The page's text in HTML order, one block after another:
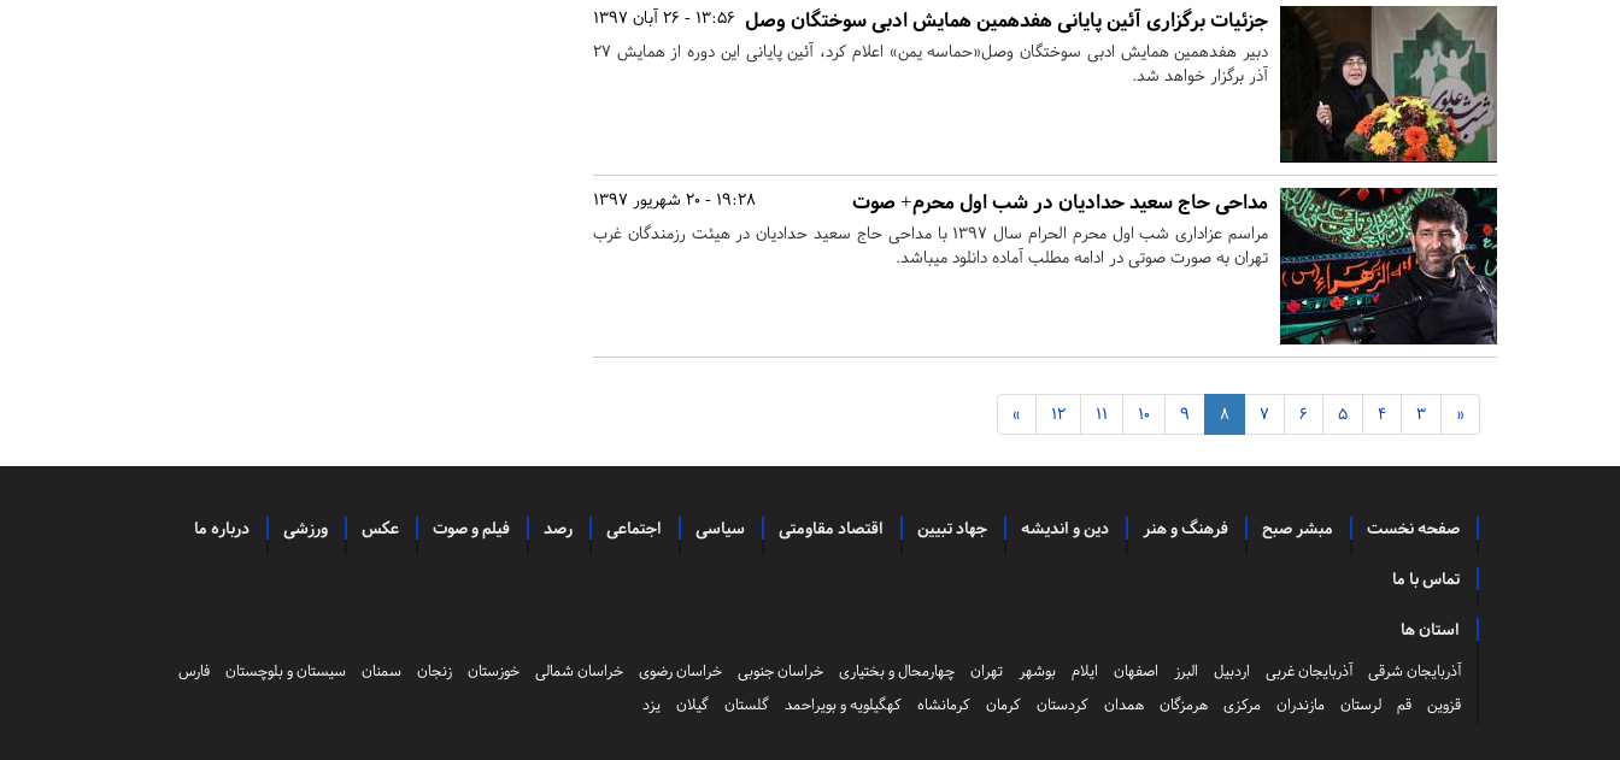
13:56 - 26 آبان 1397 جزئیات برگزاری آئین پایانی هفدهمین همایش ادبی سوختگان وصل
دبیر هفدهمین همایش ادبی سوختگان وصل«حماسه یمن» اعلام کرد، آئین پایانی این دوره از همایش 27
آذر برگزار خواهد شد.
19:28 - 20 شهریور 1397 مداحی حاج سعید حدادیان در شب اول محرم+ صوت
مراسم عزاداری شب اول محرم الحرام سال 1397 با مداحی حاج سعید حدادیان در هیئت رزمندگان غرب
تهران به صورت صوتی در ادامه مطلب آماده دانلود میباشد.
«
3
4
5
6
7
8
9
10
11
12
»
صفحه نخست مبشر صبح فرهنگ و هنر دین و اندیشه جهاد تبیین اقتصاد مقاومتی سیاسی اجتماعی رصد فیلم و صوت عکس ورزشی درباره ما
تماس با ما
استان ها
آذربایجان شرقی آذربایجان غربی اردبیل البرز اصفهان ایلام بوشهر تهران چهارمحال و بختیاری خراسان جنوبی خراسان رضوی خراسان شمالی خوزستان زنجان سمنان سیستان و بلوچستان
فارس
قزوین
قم لرستان مازندران مرکزی هرمزگان همدان کردستان کرمان کرمانشاه کهگیلویه و بویراحمد گلستان گیلان یزد